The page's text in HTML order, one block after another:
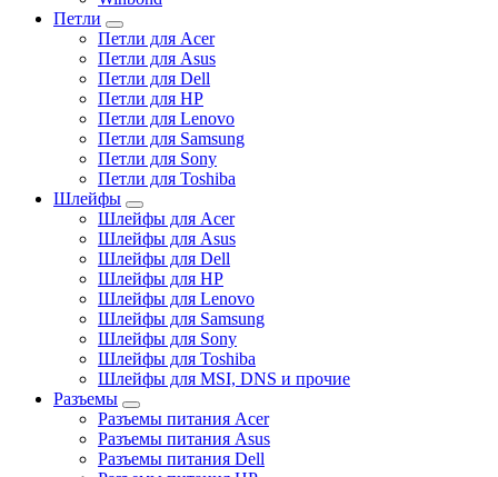
Петли
Петли для Acer
Петли для Asus
Петли для Dell
Петли для HP
Петли для Lenovo
Петли для Samsung
Петли для Sony
Петли для Toshiba
Шлейфы
Шлейфы для Acer
Шлейфы для Asus
Шлейфы для Dell
Шлейфы для HP
Шлейфы для Lenovo
Шлейфы для Samsung
Шлейфы для Sony
Шлейфы для Toshiba
Шлейфы для MSI, DNS и прочие
Разъемы
Разъемы питания Acer
Разъемы питания Asus
Разъемы питания Dell